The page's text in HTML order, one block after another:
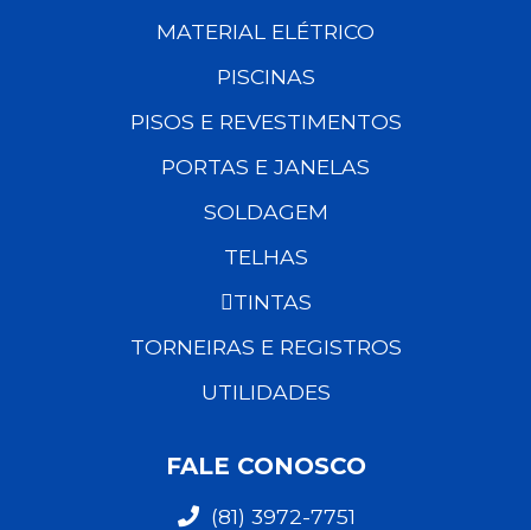
MATERIAL ELÉTRICO
PISCINAS
PISOS E REVESTIMENTOS
PORTAS E JANELAS
SOLDAGEM
TELHAS
TINTAS
TORNEIRAS E REGISTROS
UTILIDADES
FALE CONOSCO
(81) 3972-7751